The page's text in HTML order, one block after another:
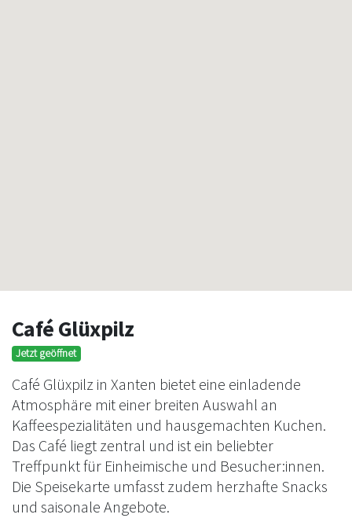
Café Glüxpilz
Jetzt geöffnet
Café Glüxpilz in Xanten bietet eine einladende
Atmosphäre mit einer breiten Auswahl an
Kaffeespezialitäten und hausgemachten Kuchen.
Das Café liegt zentral und ist ein beliebter
Treffpunkt für Einheimische und Besucher:innen.
Die Speisekarte umfasst zudem herzhafte Snacks
und saisonale Angebote.